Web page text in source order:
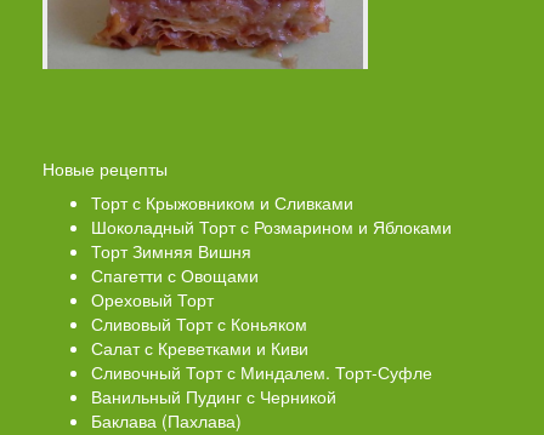
Новые рецепты
Торт с Крыжовником и Сливками
Шоколадный Торт с Розмарином и Яблоками
Торт Зимняя Вишня
Спагетти с Овощами
Ореховый Торт
Сливовый Торт с Коньяком
Салат с Креветками и Киви
Сливочный Торт с Миндалем. Торт-Суфле
Ванильный Пудинг с Черникой
Баклава (Пахлава)